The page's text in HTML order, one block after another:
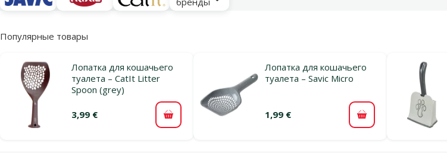
Популярные товары
Лопатка для кошачьего
туалета – CatIt Litter
Spoon (grey)
3,99 € В корзину
Лопатка для кошачьего
туалета – Savic Micro
1,99 € В корзину